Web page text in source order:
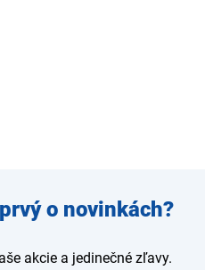
o novinkách?
akcie a jedinečné zľavy.